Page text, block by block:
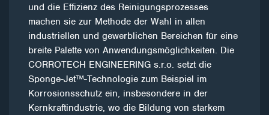
und die Effizienz des Reinigungsprozesses
machen sie zur Methode der Wahl in allen
industriellen und gewerblichen Bereichen für eine
breite Palette von Anwendungsmöglichkeiten. Die
CORROTECH ENGINEERING s.r.o. setzt die
Sponge-Jet™-Technologie zum Beispiel im
Korrosionsschutz ein, insbesondere in der
Kernkraftindustrie, wo die Bildung von starkem